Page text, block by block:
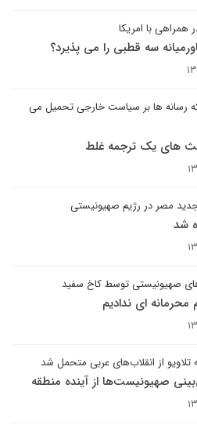
همراهی با امریکا
سه قطبی را می پذیرد؟
رسانه ها بر سیاست خارجی تحمیل می
های یک ترجمه غلط
مصر در رژیم صهیونیستی
شد
صهیونیستی توسط کاخ سفید
محرمانه ای ندادیم
تلاویو از انقلاب‌های عربی متحمل شد
صهیونیست‌ها از آینده منطقه